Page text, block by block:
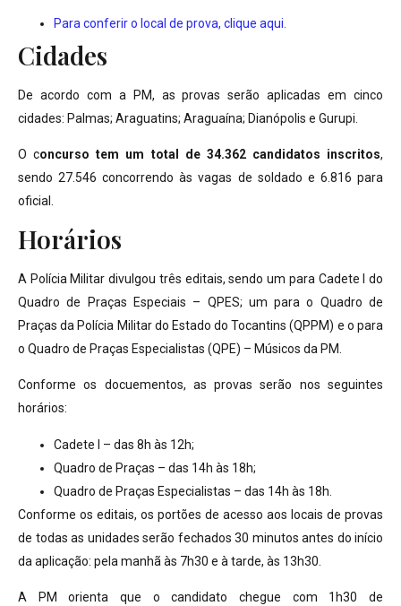
Para conferir o local de prova, clique aqui.
Cidades
De acordo com a PM, as provas serão aplicadas em cinco
cidades: Palmas; Araguatins; Araguaína; Dianópolis e Gurupi.
O concurso tem um total de 34.362 candidatos inscritos,
sendo 27.546 concorrendo às vagas de soldado e 6.816 para
oficial.
Horários
A Polícia Militar divulgou três editais, sendo um para Cadete I do
Quadro de Praças Especiais – QPES; um para o Quadro de
Praças da Polícia Militar do Estado do Tocantins (QPPM) e o para
o Quadro de Praças Especialistas (QPE) – Músicos da PM.
Conforme os docuementos, as provas serão nos seguintes
horários:
Cadete I – das 8h às 12h;
Quadro de Praças – das 14h às 18h;
Quadro de Praças Especialistas – das 14h às 18h.
Conforme os editais, os portões de acesso aos locais de provas
de todas as unidades serão fechados 30 minutos antes do início
da aplicação: pela manhã às 7h30 e à tarde, às 13h30.
A PM orienta que o candidato chegue com 1h30 de